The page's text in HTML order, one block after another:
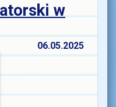
w
06.05.2025